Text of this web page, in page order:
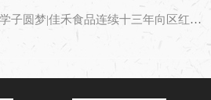
Next：点亮爱心灯塔 助力学子圆梦|佳禾食品连续十三年向区红十字会捐赠定向助学金